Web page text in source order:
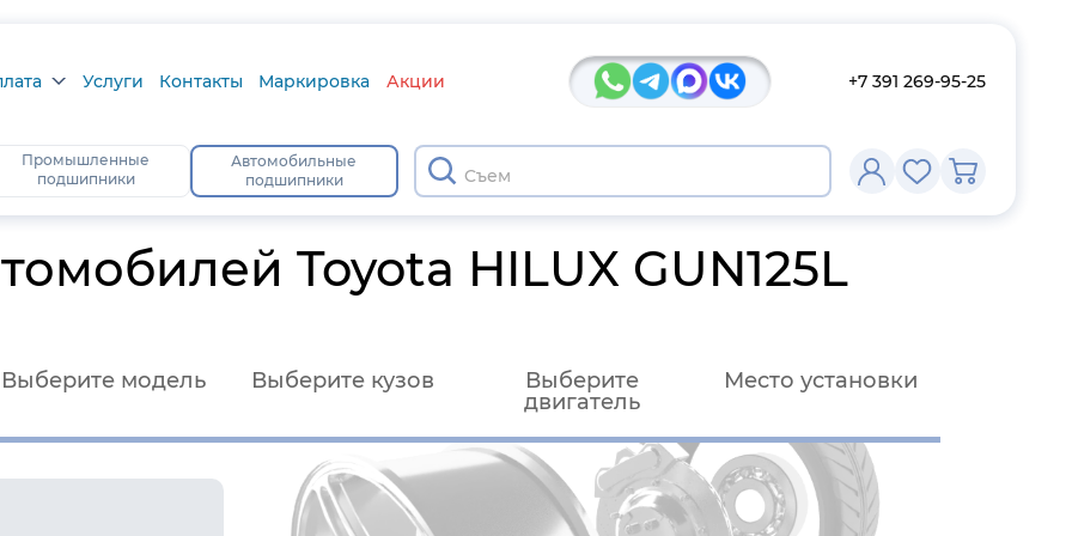
Услуги Контакты Маркировка Акции +7 391 269-95-25
Промышленные
подшипники
Автомобильные
подшипники
Cъемни
Toyota HILUX GUN125L
Выберите модель Выберите кузов
Выберите
двигатель
Место установки